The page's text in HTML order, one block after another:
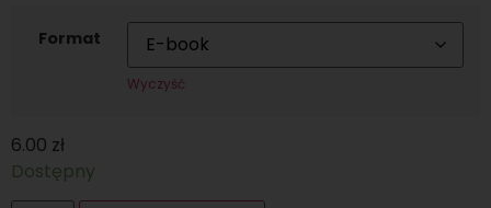
Format
Wyczyść
6.00 zł
Dostępny